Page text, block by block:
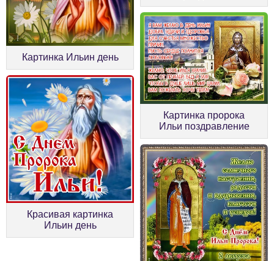
Картинка Ильин день
Картинка пророка
Ильи поздравление
Красивая картинка
Ильин день